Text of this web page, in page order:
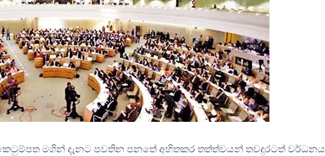
මගින් දැනට පවතින පනතේ අහිතකර තත්ත්වයන් තවදුරටත් වර්ධනය